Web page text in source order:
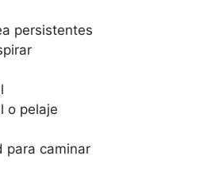
persistentes
o pelaje
para caminar